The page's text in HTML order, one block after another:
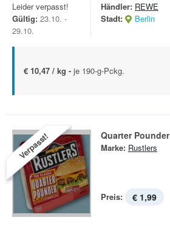
Leider verpasst!
Gültig: 23.10. -
29.10.
Händler: REWE
Stadt:
Berlin
€ 10,47 / kg - je 190-g-Pckg.
Verpasst! Quarter Pounder
Marke: Rustlers
Preis: € 1,99